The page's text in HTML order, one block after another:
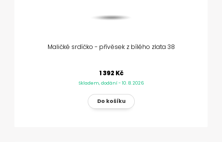
Maličké srdíčko - přívěsek z bílého zlata 38
1 392 Kč
Skladem, dodání - 10. 8. 2026